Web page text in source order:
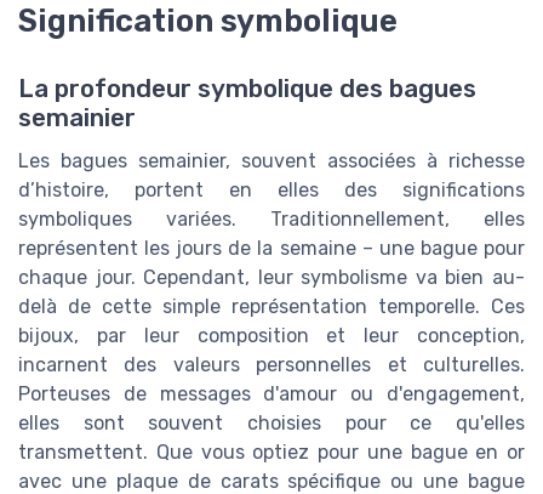
Signification symbolique
La profondeur symbolique des bagues
semainier
Les bagues semainier, souvent associées à richesse
d’histoire, portent en elles des significations
symboliques variées. Traditionnellement, elles
représentent les jours de la semaine – une bague pour
chaque jour. Cependant, leur symbolisme va bien au-
delà de cette simple représentation temporelle. Ces
bijoux, par leur composition et leur conception,
incarnent des valeurs personnelles et culturelles.
Porteuses de messages d'amour ou d'engagement,
elles sont souvent choisies pour ce qu'elles
transmettent. Que vous optiez pour une bague en or
avec une plaque de carats spécifique ou une bague